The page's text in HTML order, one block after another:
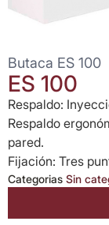
Butaca ES 100
ES 100
Respaldo:
Respaldo
pared.
Fijación: Tres
Categorias Sin